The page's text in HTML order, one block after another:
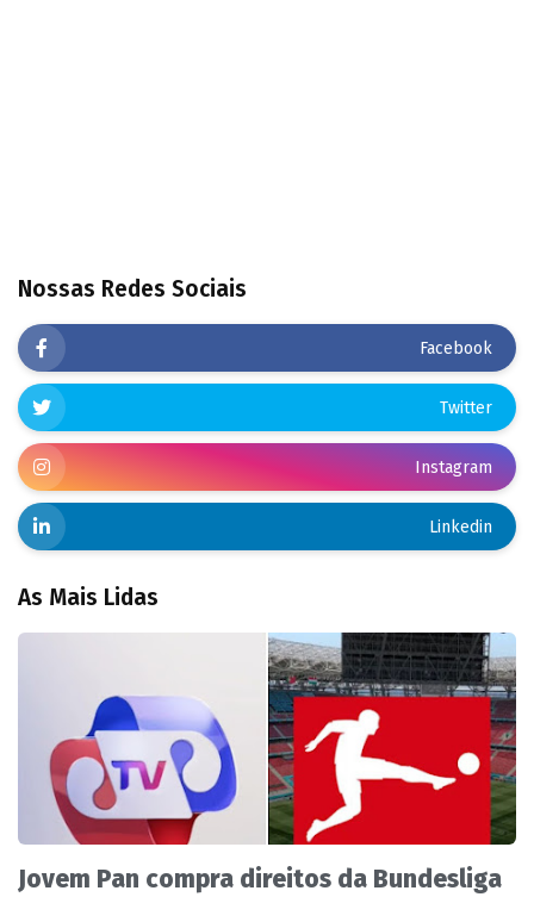
Nossas Redes Sociais
Facebook
Twitter
Instagram
Linkedin
As Mais Lidas
Jovem Pan compra direitos da Bundesliga